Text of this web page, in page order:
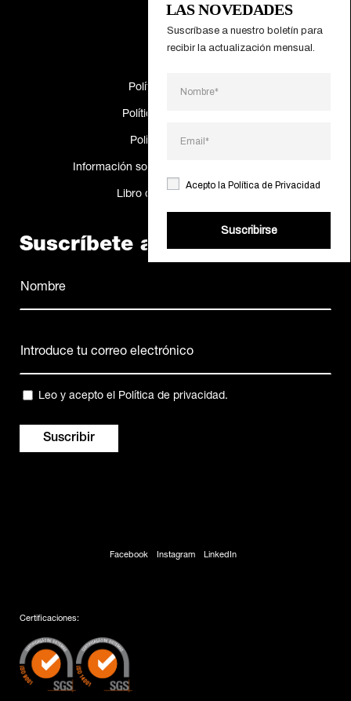
Catálogos
Making Of
Política de Cookies
Política de privacidad
Política de calidad
Información sobre resolución de disputas
Libro de reclamaciones
Suscríbete al newsletter
electrónico
Privacidad
Leo y acepto el Política de privacidad.
Certificaciones:
Facebook Instagram LinkedIn
Acepto la Política de Privacidad
Suscribirse
Suscríbase a nuestro boletín para
recibir la actualización mensual.
LAS NOVEDADES